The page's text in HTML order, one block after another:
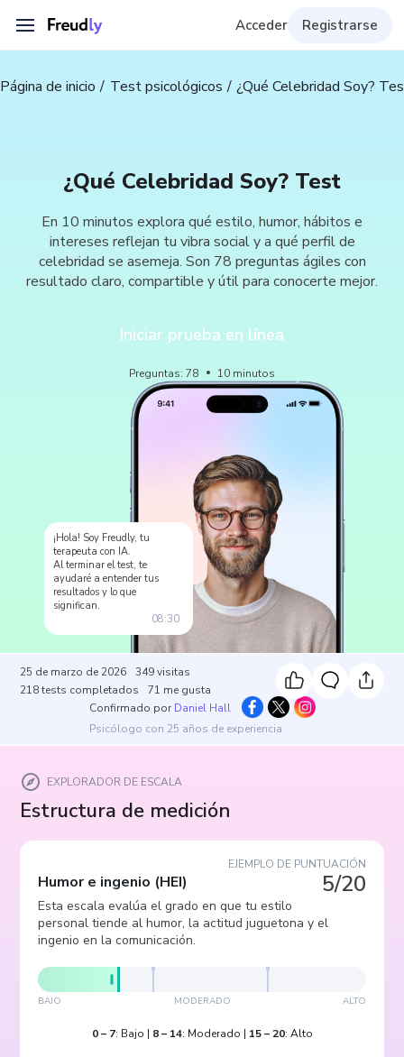
Acceder Registrarse
Página de inicio Test psicológicos ¿Qué Celebridad Soy?
¿Qué Celebridad Soy? Test
En 10 minutos explora qué estilo, humor, hábitos e
intereses reflejan tu vibra social y a qué perfil de
celebridad se asemeja. Son 78 preguntas ágiles con
resultado claro, compartible y útil para conocerte mejor.
Iniciar prueba en línea
Preguntas: 78 10 minutos
¡Hola! Soy Freudly, tu
terapeuta con IA.
Al terminar el test, te
ayudaré a entender tus
resultados y lo que
significan.
08:30
25 de marzo de 2026 349 visitas
218 tests completados 71 me gusta
Confirmado por Daniel Hall
Psicólogo con 25 años de experiencia
EXPLORADOR DE ESCALA
Estructura de medición
EJEMPLO DE PUNTUACIÓN
5/20
Humor e ingenio (HEI)
Esta escala evalúa el grado en que tu estilo
personal tiende al humor, la actitud juguetona y el
ingenio en la comunicación.
BAJO MODERADO ALTO
0– 7: Bajo | 8– 14: Moderado | 15– 20: Alto